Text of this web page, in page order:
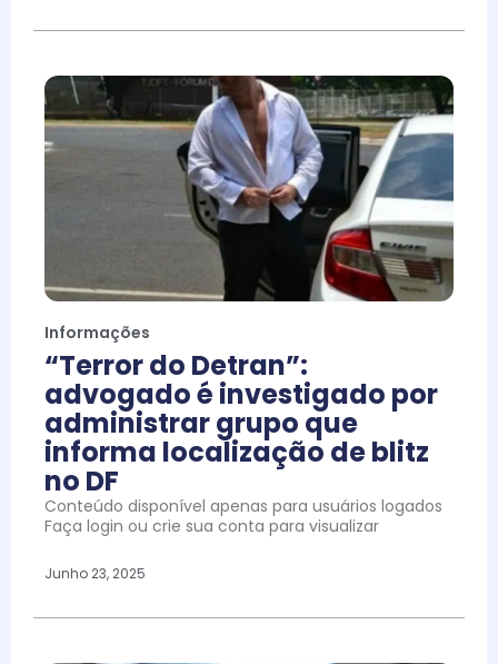
Informações
“Terror do Detran”:
advogado é investigado por
administrar grupo que
informa localização de blitz
no DF
Conteúdo disponível apenas para usuários logados
Faça login ou crie sua conta para visualizar
Junho 23, 2025